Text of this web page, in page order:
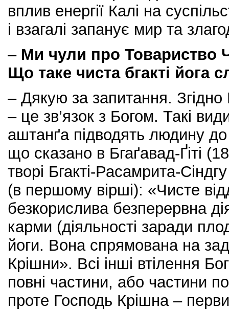
вплив енергії Калі на
і взагалі запанує мир та
– Ми чули про Товариство
Що таке чиста бгакті йога
– Дякую за запитання. Згідно
– це зв’язок з Богом. Такі
аштанґа підводять людину
що сказано в Бгаґавад-Ґіті
творі Бгакті-Расамрита-
(в першому вірші): «Чисте
безкорислива безперервна
карми (діяльності заради
йоги. Вона спрямована на
Крішни». Всі інші втілення
повні частини, або частини
проте Господь Крішна –